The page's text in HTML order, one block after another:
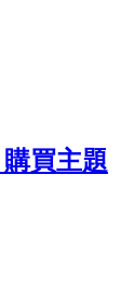
購買主題